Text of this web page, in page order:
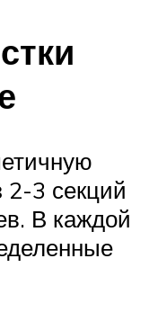
2-3 секций
В каждой